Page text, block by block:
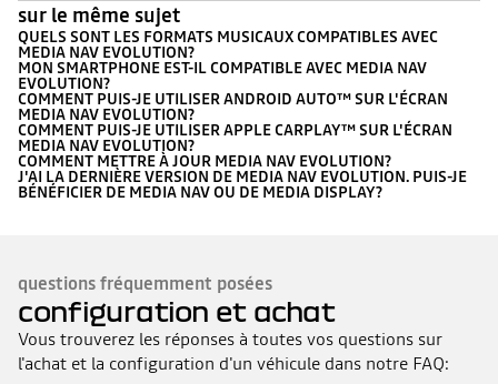
sur le même sujet
QUELS SONT LES FORMATS MUSICAUX COMPATIBLES AVEC
MEDIA NAV EVOLUTION?
MON SMARTPHONE EST-IL COMPATIBLE AVEC MEDIA NAV
EVOLUTION?
COMMENT PUIS-JE UTILISER ANDROID AUTO™ SUR L'ÉCRAN
MEDIA NAV EVOLUTION?
COMMENT PUIS-JE UTILISER APPLE CARPLAY™ SUR L'ÉCRAN
MEDIA NAV EVOLUTION?
COMMENT METTRE À JOUR MEDIA NAV EVOLUTION?
J'AI LA DERNIÈRE VERSION DE MEDIA NAV EVOLUTION. PUIS-JE
BÉNÉFICIER DE MEDIA NAV OU DE MEDIA DISPLAY?
questions fréquemment posées
configuration et achat
Vous trouverez les réponses à toutes vos questions sur
l'achat et la configuration d'un véhicule dans notre FAQ: